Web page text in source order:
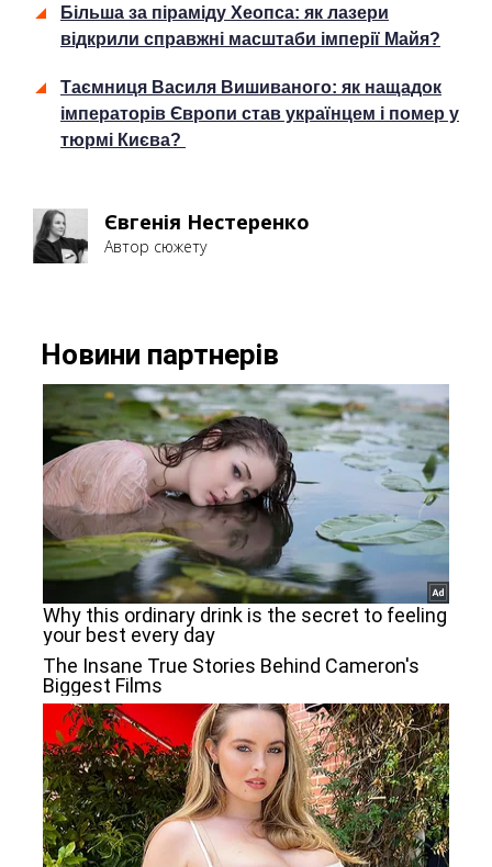
Більша за піраміду Хеопса: як лазери
відкрили справжні масштаби імперії Майя?
Таємниця Василя Вишиваного: як нащадок
імператорів Європи став українцем і помер у
тюрмі Києва?
Євгенія Нестеренко
Автор сюжету